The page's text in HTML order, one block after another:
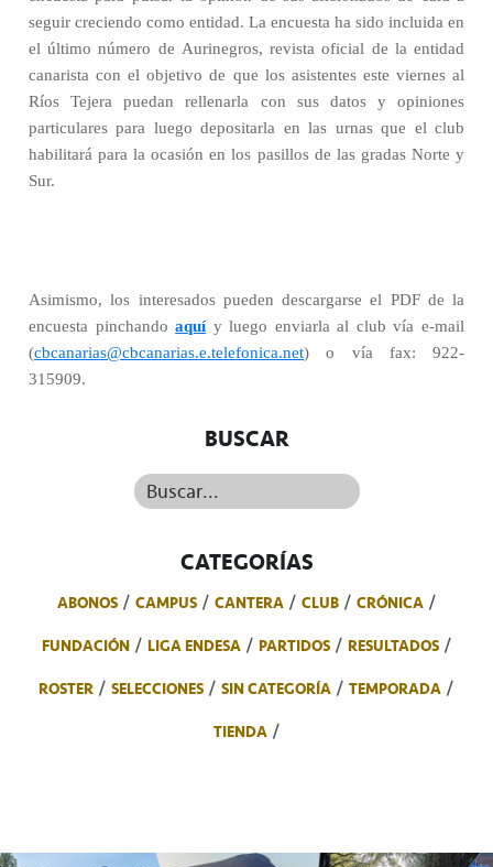
seguir creciendo como entidad. La encuesta ha sido incluida en
el último número de Aurinegros, revista oficial de la entidad
canarista con el objetivo de que los asistentes este viernes al
Ríos Tejera puedan rellenarla con sus datos y opiniones
particulares para luego depositarla en las urnas que el club
habilitará para la ocasión en los pasillos de las gradas Norte y
Sur.
Asimismo, los interesados pueden descargarse el PDF de la
encuesta pinchandoaquíy luego enviarla al club vía e-mail
(cbcanarias@cbcanarias.e.telefonica.net) o vía fax: 922-
315909.
BUSCAR
Buscar...
CATEGORÍAS
ABONOS CAMPUS CANTERA CLUB
CRÓNICA
FUNDACIÓN
LIGA ENDESA PARTIDOS
RESULTADOS
ROSTER
SELECCIONES SIN CATEGORÍA
TEMPORADA
TIENDA